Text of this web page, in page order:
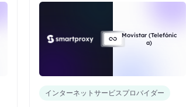
Movistar (Telefónic
a)
インターネットサービスプロバイダー